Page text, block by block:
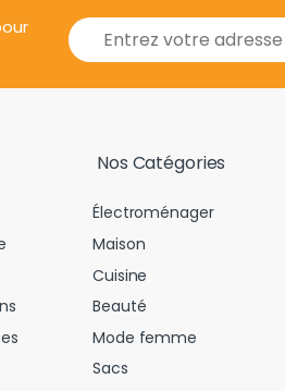
E
m
i
Nos Catégories
Électroménager
Maison
Cuisine
Beauté
Mode femme
Sacs